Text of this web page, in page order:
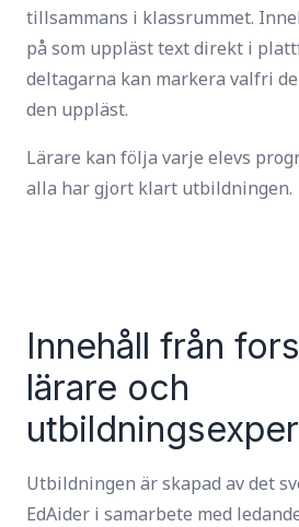
tillsammans i klassrummet.
på som uppläst text direkt i
deltagarna kan markera valfri
den uppläst.
Lärare kan följa varje elevs
alla har gjort klart utbildningen.
Innehåll från
lärare och
Utbildningen är skapad av det
EdAider i samarbete med